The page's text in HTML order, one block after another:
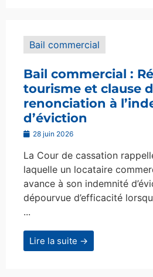
Bail commercial
Bail commercial :
tourisme et clause
renonciation à
d’éviction
28 juin 2026
La Cour de cassation
laquelle un locataire
avance à son indemnité
dépourvue d’efficacité
...
Lire la suite →